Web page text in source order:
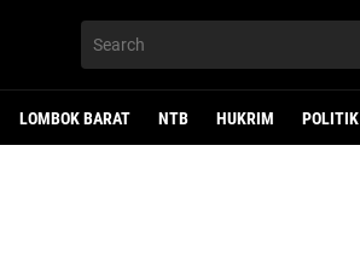
LOMBOK BARAT NTB HUKRIM POLITIK